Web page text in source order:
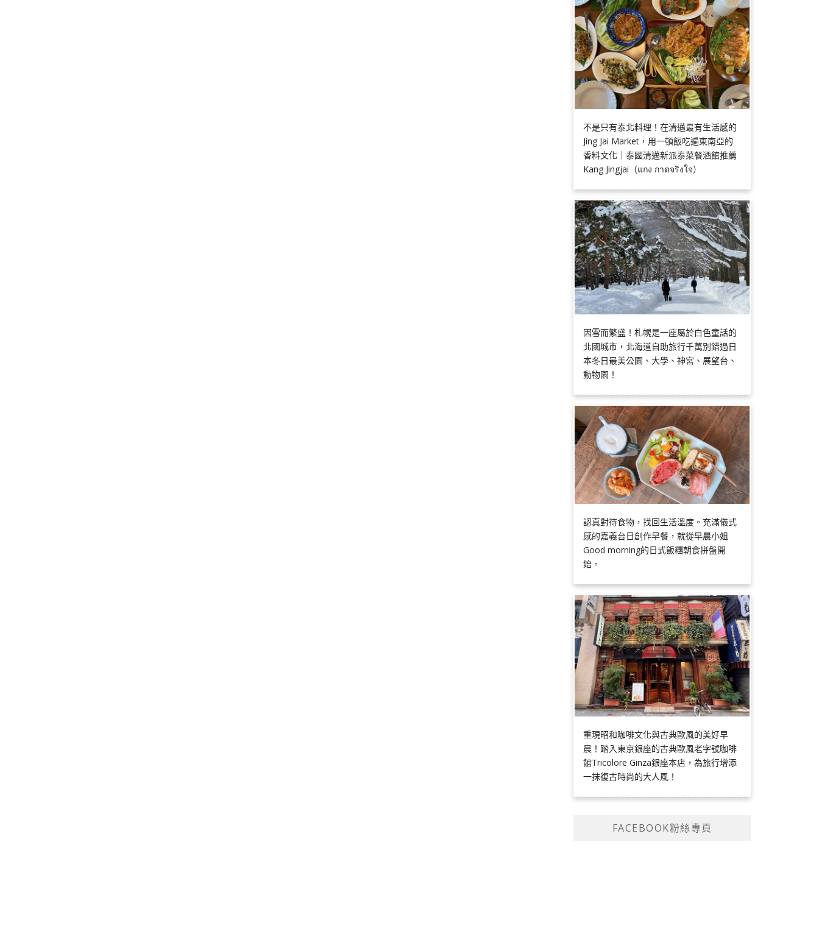
不是只有泰北料理！在清邁最有生活感的
Jing Jai Market，用一頓飯吃遍東南亞的
香料文化｜泰國清邁新派泰菜餐酒館推薦
Kang Jingjai（แกง กาดจริงใจ）
因雪而繁盛！札幌是一座屬於白色童話的
北國城市，北海道自助旅行千萬別錯過日
本冬日最美公園、大學、神宮、展望台、
動物園！
認真對待食物，找回生活溫度。充滿儀式
感的嘉義台日創作早餐，就從早晨小姐
Good morning的日式飯糰朝食拼盤開
始。
重現昭和咖啡文化與古典歐風的美好早
晨！踏入東京銀座的古典歐風老字號咖啡
館Tricolore Ginza銀座本店，為旅行增添
一抹復古時尚的大人風！
FACEBOOK粉絲專頁